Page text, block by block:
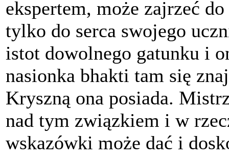
ekspertem, może zajrzeć
tylko do serca swojego
istot dowolnego gatunku i
nasionka bhakti tam się
Kryszną ona posiada.
nad tym związkiem i w
wskazówki może dać i